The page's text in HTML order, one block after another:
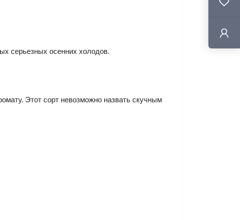
серьезных осенних холодов.
Этот сорт невозможно назвать скучным